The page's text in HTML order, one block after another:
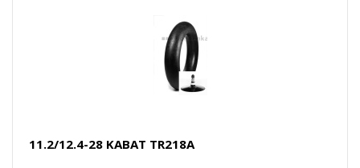
11.2/12.4-28 KABAT TR218A